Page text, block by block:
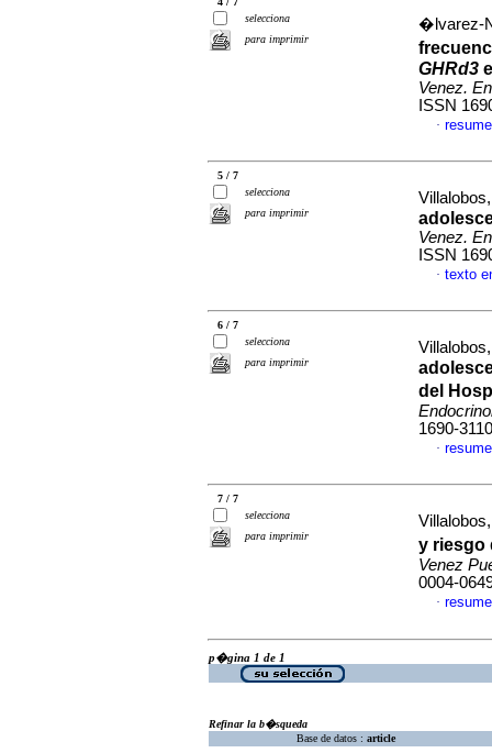
selecciona
para imprimir
�lvarez-
GHRd3
Venez.
ISSN
·
5 / 7
selecciona
para imprimir
Venez.
ISSN
· texto
6 / 7
selecciona
para imprimir
del
1690-3110
·
7 / 7
selecciona
para imprimir
y riesgo
Venez
0004-
·
p�gina 1 de 1
Refinar la b�squeda
Base de datos : article